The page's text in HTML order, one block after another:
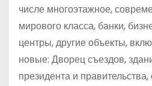
числе многоэтажное,
мирового класса, банки,
центры, другие объекты,
новые: Дворец съездов,
президента и